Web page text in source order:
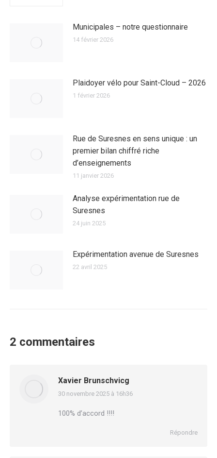
Municipales – notre questionnaire
14 février 2026
Plaidoyer vélo pour Saint-Cloud – 2026
1 février 2026
Rue de Suresnes en sens unique : un
premier bilan chiffré riche
d’enseignements
11 janvier 2026
Analyse expérimentation rue de
Suresnes
24 juin 2025
Expérimentation avenue de Suresnes
22 avril 2025
2 commentaires
Xavier Brunschvicg
dit
30 novembre 2025 à 16h36
100% d’accord !!!!
Répondre